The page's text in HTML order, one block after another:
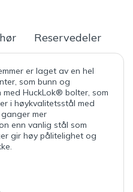
Reservedeler
er laget av en hel
som bunn og
med HuckLok® bolter, som
i høykvalitetsstål med
mer
enn vanlig stål som
gir høy pålitelighet og